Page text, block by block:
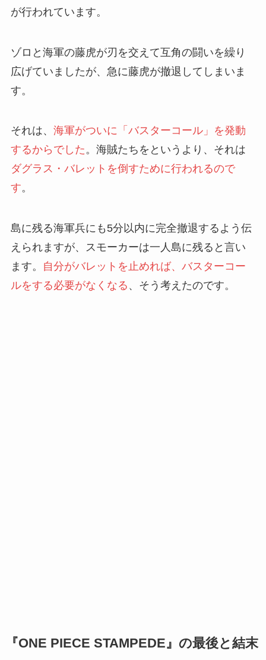
が行われています。
ゾロと海軍の藤虎が刃を交えて互角の闘いを繰り
広げていましたが、急に藤虎が撤退してしまいま
す。
それは、 海軍がついに「バスターコール」を発動
するからでした。海賊たちをというより、それは
ダグラス・バレットを倒すために行われるので
す。
島に残る海軍兵にも5分以内に完全撤退するよう伝
えられますが、スモーカーは一人島に残ると言い
ます。
自分がバレットを止めれば、バスターコー
ルをする必要がなくなる 、そう考えたのです。
『ONE PIECE STAMPEDE』の最後と結末